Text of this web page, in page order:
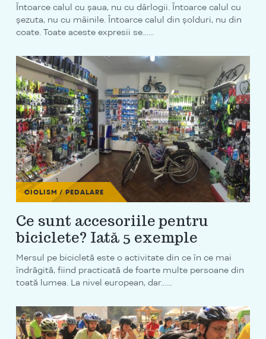
Întoarce calul cu șaua, nu cu dârlogii. Întoarce calul cu
șezuta, nu cu mâinile. Întoarce calul din șolduri, nu din
coate. Toate aceste expresii se…...
CICLISM / PEDALARE
Ce sunt accesoriile pentru
biciclete? Iată 5 exemple
Mersul pe bicicletă este o activitate din ce în ce mai
îndrăgită, fiind practicată de foarte multe persoane din
toată lumea. La nivel european, dar…...